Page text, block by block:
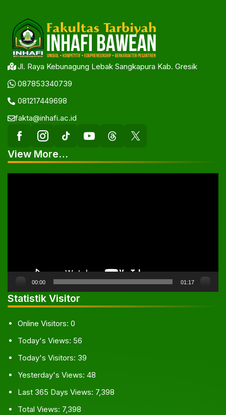
Jl. Raya Kebunagung Lebak Sangkapura Kab. Gresik
087853340739
081217449698
fakta@inhafi.ac.id
View More…
00:00 01:17
Statistik Visitor
Online Visitors: 0
Today's Views: 56
Today's Visitors: 39
Yesterday's Views: 48
Last 365 Days Views: 7,398
Total Views: 7,398